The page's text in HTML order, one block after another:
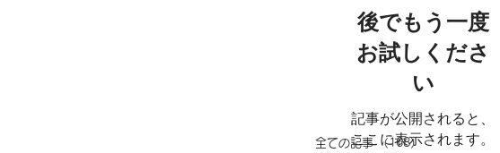
全ての記事 （168）168件の記事
後でもう一度
お試しくださ
い
記事が公開されると、
ここに表示されます。